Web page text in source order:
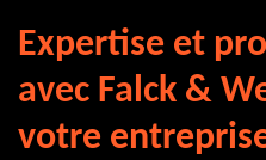
Expertise et
avec Falck &
votre